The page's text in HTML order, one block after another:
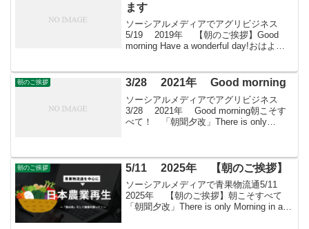
ます
ソーシアルメディアでアグリビジネス
5/19 2019年 【朝のご挨拶】Good
morning Have a wonderful day!おはよう
に・・・＊ キンポウ...
朝のご挨拶 3/28 2021年 Good morning
ソーシアルメディアでアグリビジネス
3/28 2021年 Good morning朝こそす
べて！ 「朝聞夕改」There is only
朝のご挨拶 5/11 2025年 【朝のご挨拶】
ソーシアルメディアで青果物流通5/11
2025年 【朝のご挨拶】朝こそすべて
「朝聞夕改」There is only Morning in all